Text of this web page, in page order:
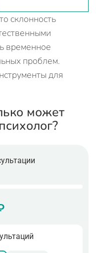
склонность
временное
проблем.
для
может